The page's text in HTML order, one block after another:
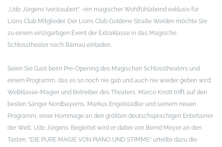
„Udo Jürgens (ver)zaubert“ -ein magischer Wohlfühlabend exklusiv für
Lions Club Mitglieder. Der Lions Club Goldene Straße Weiden möchte Sie
zu einem einzigartigen Event der Extraklasse in das Magische
Schlosstheater nach Bärnau einladen.
Seien Sie Gast beim Pre-Opening des Magischen Schlosstheaters und
einem Programm, das es so noch nie gab und auch nie wieder geben wird:
Weltklasse-Magier und Betreiber des Theaters, Marco Knott trifft auf den
besten Sänger Nordbayerns, Markus Engelstädter und seinem neuen
Programm, einer Hommage an den größten deutschsprachigen Entertainer
der Welt, Udo Jürgens. Begleitet wird er dabei von Bernd Meyer an den
Tasten. “DIE PURE MAGIE VON PIANO UND STIMME“ urteilte dazu die